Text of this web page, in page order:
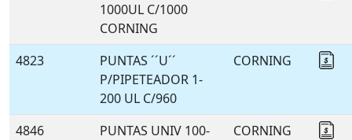
1000UL C/1000
CORNING
4823
PUNTAS ´´U´´
P/PIPETEADOR 1-
200 UL C/960
CORNING
4846
PUNTAS UNIV 100-
CORNING